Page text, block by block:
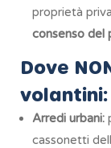
proprietà
consenso del
Dove
volantini:
Arredi urbani:
cassonetti